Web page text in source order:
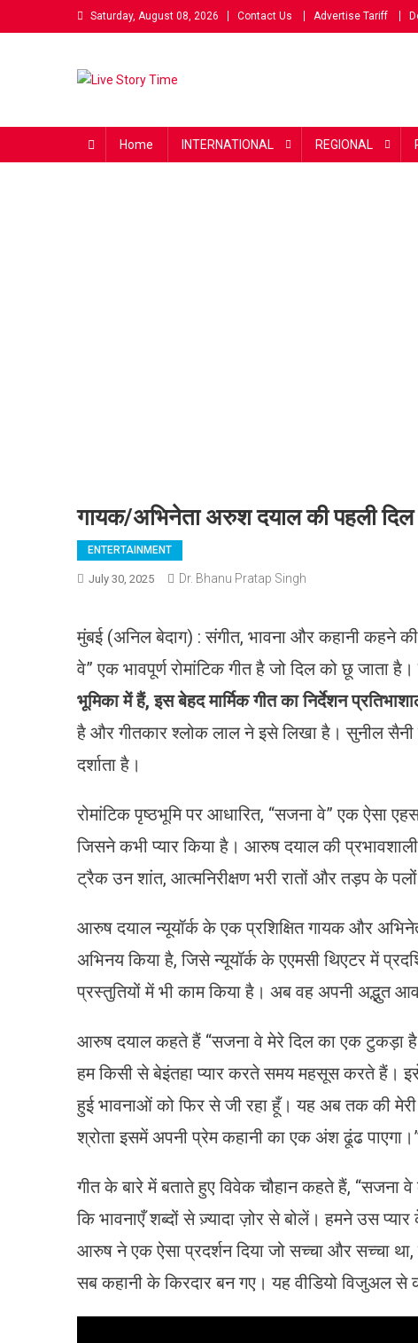
to
Saturday, August 08, 2026 Contact Us Advertise Tariff
Home INTERNATIONAL REGIONAL
गायक/अभिनेता अरुश दयाल की पहली
ENTERTAINMENT
July 30, 2025 Dr. Bhanu Pratap Singh
मुंबई (अनिल बेदाग) : संगीत, भावना और कहानी कहने
वे” एक भावपूर्ण रोमांटिक गीत है जो दिल को छू जाता है।
भूमिका में हैं, इस बेहद मार्मिक गीत का निर्देशन
है और गीतकार श्लोक लाल ने इसे लिखा है। सुनील सैनी
दर्शाता है।
रोमांटिक पृष्ठभूमि पर आधारित, “सजना वे” एक ऐसा
जिसने कभी प्यार किया है। आरुष दयाल की
ट्रैक उन शांत, आत्मनिरीक्षण भरी रातों और तड़प के
आरुष दयाल न्यूयॉर्क के एक प्रशिक्षित गायक और
अभिनय किया है, जिसे न्यूयॉर्क के एएमसी थिएटर में
प्रस्तुतियों में भी काम किया है। अब वह अपनी अद्भुत
आरुष दयाल कहते हैं “सजना वे मेरे दिल का एक टुकड़ा है
हम किसी से बेइंतहा प्यार करते समय महसूस करते हैं।
हुई भावनाओं को फिर से जी रहा हूँ। यह अब तक की
श्रोता इसमें अपनी प्रेम कहानी का एक अंश ढूंढ
गीत के बारे में बताते हुए विवेक चौहान कहते हैं, “सजना
कि भावनाएँ शब्दों से ज़्यादा ज़ोर से बोलें। हमने उस
आरुष ने एक ऐसा प्रदर्शन दिया जो सच्चा और सच्चा
सब कहानी के किरदार बन गए। यह वीडियो विजुअल